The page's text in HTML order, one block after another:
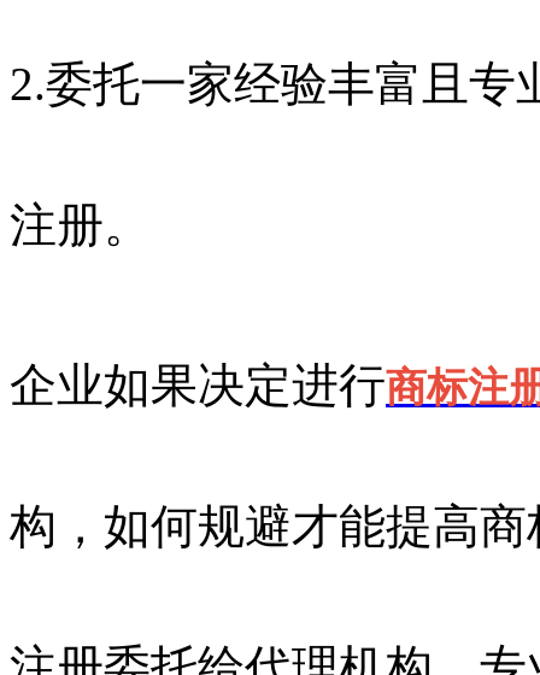
2.委托一家经验丰富且
注册。
企业如果决定进行商标注
构，如何规避才能提高